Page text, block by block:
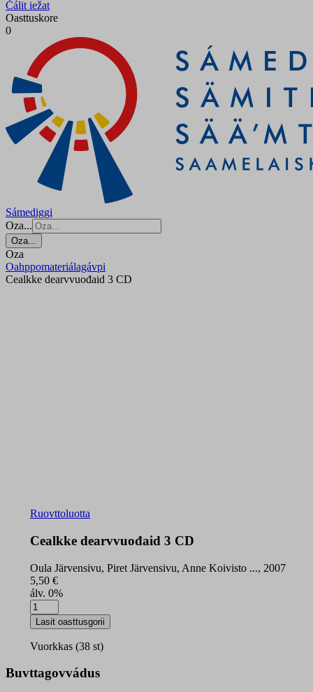
Čálit iežat
Oasttuskore
0
Sámediggi
Oza...
Oza...
Oza
Oahppomateriálagávpi
Cealkke dearvvuođaid 3 CD
Ruovttoluotta
Cealkke dearvvuođaid 3 CD
Oula Järvensivu, Piret Järvensivu, Anne Koivisto ..., 2007
5,50 €
álv. 0%
Cealkke
dearvvuođaid
3
CD
Lasit oasttusgorii
Vuorkkas (38 st)
Buvttagovvádus